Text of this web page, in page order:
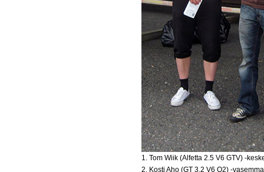
1. Tom Wiik (Alfetta 2.5 V6 GTV) -
2. Kosti Aho (GT 3.2 V6 Q2) -